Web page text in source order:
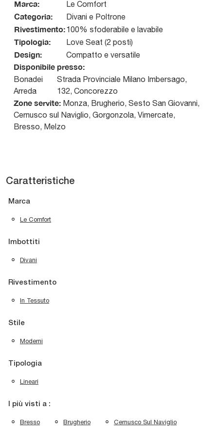
Marca: Le Comfort
Categoria: Divani e Poltrone
Rivestimento:100% sfoderabile e lavabile
Tipologia: Love Seat (2 posti)
Design: Compatto e versatile
Disponibile presso:
Bonadei
Arreda
Strada Provinciale Milano Imbersago,
132, Concorezzo
Zone servite: Monza, Brugherio, Sesto San Giovanni,
Cernusco sul Naviglio, Gorgonzola, Vimercate,
Bresso, Melzo
Caratteristiche
Marca
Le Comfort
Imbottiti
Divani
Rivestimento
In Tessuto
Stile
Moderni
Tipologia
Lineari
I più visti a :
Bresso Brugherio Cernusco Sul Naviglio